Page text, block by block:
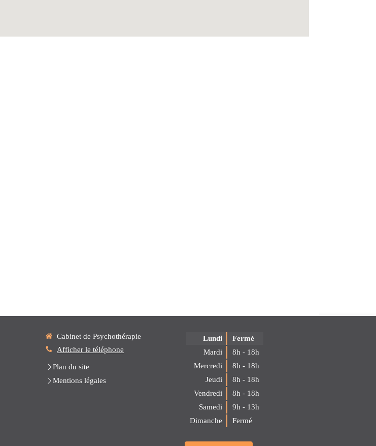
Cabinet de Psychothérapie
Afficher le téléphone
Plan du site
Mentions légales
Lundi
Fermé
Mardi
8h - 18h
Mercredi
8h - 18h
Jeudi
8h - 18h
Vendredi
8h - 18h
Samedi
9h - 13h
Dimanche
Fermé